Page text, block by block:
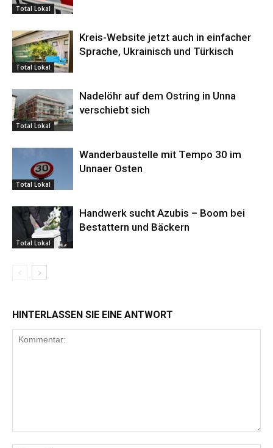
Total Lokal
Total Lokal
Kreis-Website jetzt auch in einfacher
Sprache, Ukrainisch und Türkisch
Total Lokal
Nadelöhr auf dem Ostring in Unna
verschiebt sich
Total Lokal
Wanderbaustelle mit Tempo 30 im
Unnaer Osten
Total Lokal
Handwerk sucht Azubis – Boom bei
Bestattern und Bäckern
HINTERLASSEN SIE EINE ANTWORT